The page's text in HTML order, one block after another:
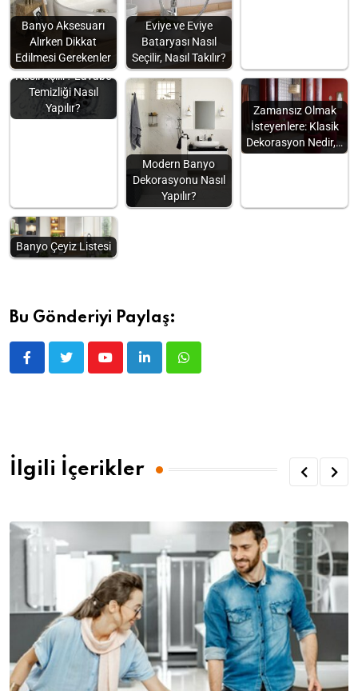
Banyo Aksesuarı
Alırken Dikkat
Edilmesi Gerekenler
Eviye ve Eviye
Bataryası Nasıl
Seçilir, Nasıl Takılır?
Tıkanan Lavabo
Nasıl Açılır? Lavabo
Temizliği Nasıl
Yapılır?
Modern Banyo
Dekorasyonu Nasıl
Yapılır?
Zamansız Olmak
İsteyenlere: Klasik
Dekorasyon Nedir,…
Banyo Çeyiz Listesi
Bu Gönderiyi Paylaş:
İlgili İçerikler